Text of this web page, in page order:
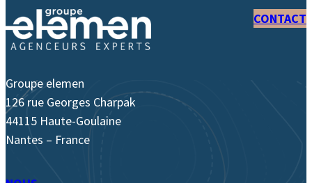
CONTACT
Groupe elemen
126 rue Georges Charpak
44115 Haute-Goulaine
Nantes – France